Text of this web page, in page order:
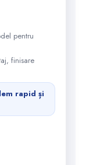
pentru
finisare
rapid și